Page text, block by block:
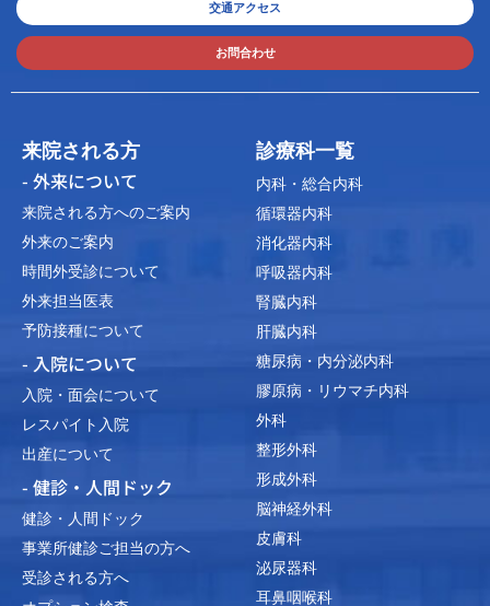
交通アクセス
お問合わせ
来院される方
- 外来について
来院される方へのご案内
外来のご案内
時間外受診について
外来担当医表
予防接種について
- 入院について
入院・面会について
レスパイト入院
出産について
- 健診・人間ドック
健診・人間ドック
事業所健診ご担当の方へ
受診される方へ
診療科一覧
内科・総合内科
循環器内科
消化器内科
呼吸器内科
腎臓内科
肝臓内科
糖尿病・内分泌内科
膠原病・リウマチ内科
外科
整形外科
形成外科
脳神経外科
皮膚科
泌尿器科
耳鼻咽喉科